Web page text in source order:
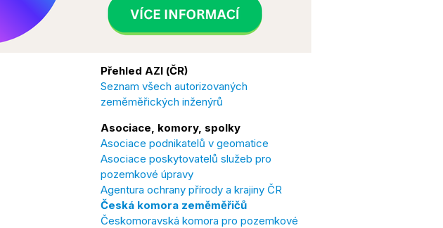
Přehled AZI (ČR)
Seznam všech autorizovaných
zeměměřických inženýrů
Asociace, komory, spolky
Asociace podnikatelů v geomatice
Asociace poskytovatelů služeb pro
pozemkové úpravy
Agentura ochrany přírody a krajiny ČR
Česká komora zeměměřičů
Českomoravská komora pro pozemkové